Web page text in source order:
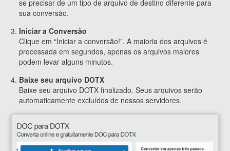
se precisar de um tipo de arquivo de destino diferente para
sua conversão.
Iniciar a Conversão
Clique em “Iniciar a conversão!”. A maioria dos arquivos é
processada em segundos, apenas os arquivos maiores
podem levar alguns minutos.
Baixe seu arquivo DOTX
Baixe seu arquivo DOTX finalizado. Seus arquivos serão
automaticamente excluídos de nossos servidores.